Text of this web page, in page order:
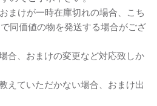
まけが一時在庫切れの場合、こち
同価値の物を発送する場合がござ
合、おまけの変更など対応致しか
えていただかない場合、おまけ出